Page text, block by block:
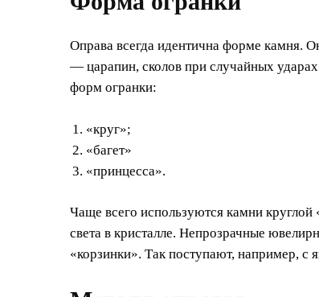
Оправа всегда идентична форме камня.
— царапин, сколов при случайных
форм огранки:
«круг»;
«багет»
«принцесса».
Чаще всего используются камни
света в кристалле. Непрозрачные
«корзинки». Так поступают, например, с